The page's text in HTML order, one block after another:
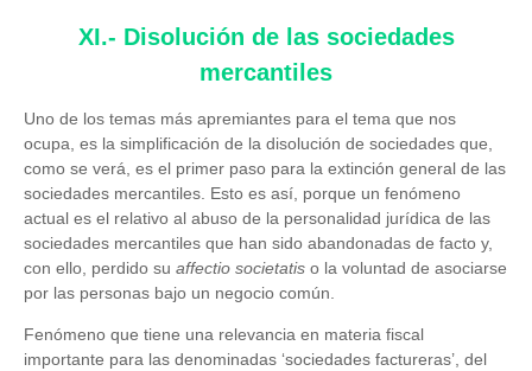
XI.- Disolución de las sociedades
mercantiles
Uno de los temas más apremiantes para el tema que nos
ocupa, es la simplificación de la disolución de sociedades que,
como se verá, es el primer paso para la extinción general de las
sociedades mercantiles. Esto es así, porque un fenómeno
actual es el relativo al abuso de la personalidad jurídica de las
sociedades mercantiles que han sido abandonadas de facto y,
con ello, perdido su affectio societatis o la voluntad de asociarse
por las personas bajo un negocio común.
Fenómeno que tiene una relevancia en materia fiscal
importante para las denominadas ‘sociedades factureras’, del